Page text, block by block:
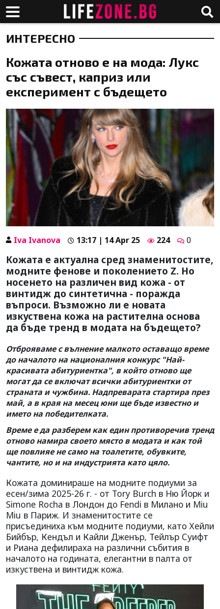
ИНТЕРЕСНО
Кожата отново е на мода: Лукс
със съвест, каприз или
експеримент с бъдещето
Iva Ivanova 13:17 | 14 Apr 25 224 0
Кожата е актуална сред знаменитостите,
модните фенове и поколението Z. Но
носенето на различен вид кожа - от
винтидж до синтетична - поражда
въпроси. Възможно ли е новата
изкуствена кожа на растителна основа
да бъде тренд в модата на бъдещето?
Отброяваме с вълнение малкото оставащо време
до началото на националния конкурс "Най-
красивата абитуриентка", в който отново ще
могат да се включат всички абитуриентки от
страната и чужбина. Надпреварата стартира през
май, а в края на месец юни ще бъде известно и
името на победителката.
Време е да разберем как един противоречив тренд
отново намира своето място в модата и как той
ще повлияе не само на тоалетите, обувките,
чантите, но и на индустрията като цяло.
Кожата доминираше на модните подиуми за
есен/зима 2025-26 г. - от Tory Burch в Ню Йорк и
Simone Rocha в Лондон до Fendi в Милано и Miu
Miu в Париж. И знаменитостите се
присъединиха към модните подиуми, като Хейли
Бийбър, Кендъл и Кайли Дженър, Тейлър Суифт
и Риана дефилираха на различни събития в
началото на годината, елегантни в палта от
изкуствена и винтидж кожа.